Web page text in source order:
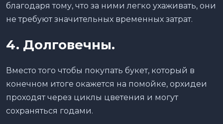
благодаря тому, что за ними легко ухаживать, они
не требуют значительных временных затрат.
4. Долговечны.
Вместо того чтобы покупать букет, который в
конечном итоге окажется на помойке, орхидеи
проходят через циклы цветения и могут
сохраняться годами.